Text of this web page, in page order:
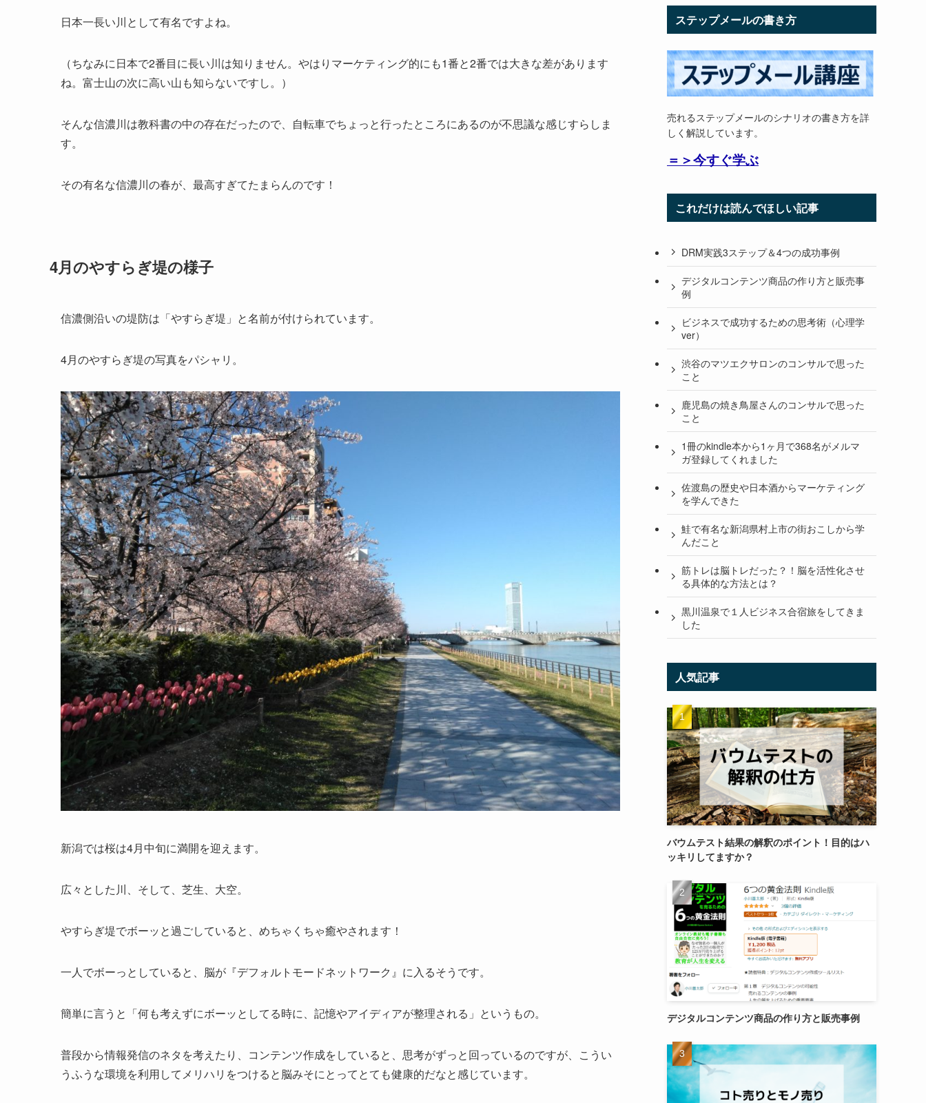
日本一長い川として有名ですよね。
（ちなみに日本で2番目に長い川は知りません。やはりマーケティング的にも1番と2番では大きな差があります
ね。富士山の次に高い山も知らないですし。）
そんな信濃川は教科書の中の存在だったので、自転車でちょっと行ったところにあるのが不思議な感じすらしま
す。
その有名な信濃川の春が、最高すぎてたまらんのです！
4月のやすらぎ堤の様子
信濃側沿いの堤防は「やすらぎ堤」と名前が付けられています。
4月のやすらぎ堤の写真をパシャリ。
新潟では桜は4月中旬に満開を迎えます。
広々とした川、そして、芝生、大空。
やすらぎ堤でボーッと過ごしていると、めちゃくちゃ癒やされます！
一人でボーっとしていると、脳が『デフォルトモードネットワーク』に入るそうです。
簡単に言うと「何も考えずにボーッとしてる時に、記憶やアイディアが整理される」というもの。
普段から情報発信のネタを考えたり、コンテンツ作成をしていると、思考がずっと回っているのですが、こうい
うふうな環境を利用してメリハリをつけると脳みそにとってとても健康的だなと感じています。
ステップメールの書き方
売れるステップメールのシナリオの書き方を詳
しく解説しています。
＝＞今すぐ学ぶ
これだけは読んでほしい記事
DRM実践3ステップ＆4つの成功事例
デジタルコンテンツ商品の作り方と販売事
例
ビジネスで成功するための思考術（心理学
ver）
渋谷のマツエクサロンのコンサルで思った
こと
鹿児島の焼き鳥屋さんのコンサルで思った
こと
1冊のkindle本から1ヶ月で368名がメルマ
ガ登録してくれました
佐渡島の歴史や日本酒からマーケティング
を学んできた
鮭で有名な新潟県村上市の街おこしから学
んだこと
筋トレは脳トレだった？！脳を活性化させ
る具体的な方法とは？
黒川温泉で１人ビジネス合宿旅をしてきま
した
人気記事
バウムテスト結果の解釈のポイント！目的はハ
ッキリしてますか？
デジタルコンテンツ商品の作り方と販売事例